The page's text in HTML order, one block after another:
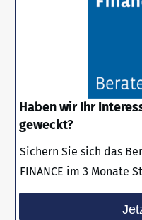
Haben wir Ihr
geweckt?
Sichern Sie sich das
FINANCE im 3 Monate